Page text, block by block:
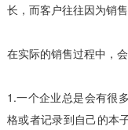
长，而客户往往因为销
在实际的销售过程中，
1.一个企业总是会有很
格或者记录到自己的本